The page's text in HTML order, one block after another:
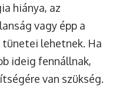
hiánya, az
vagy épp a
lehetnek. Ha
ideig fennállnak,
van szükség.